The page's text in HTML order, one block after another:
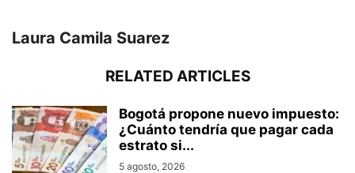
Laura Camila Suarez
RELATED ARTICLES
Bogotá propone nuevo impuesto:
¿Cuánto tendría que pagar cada
estrato si...
5 agosto, 2026